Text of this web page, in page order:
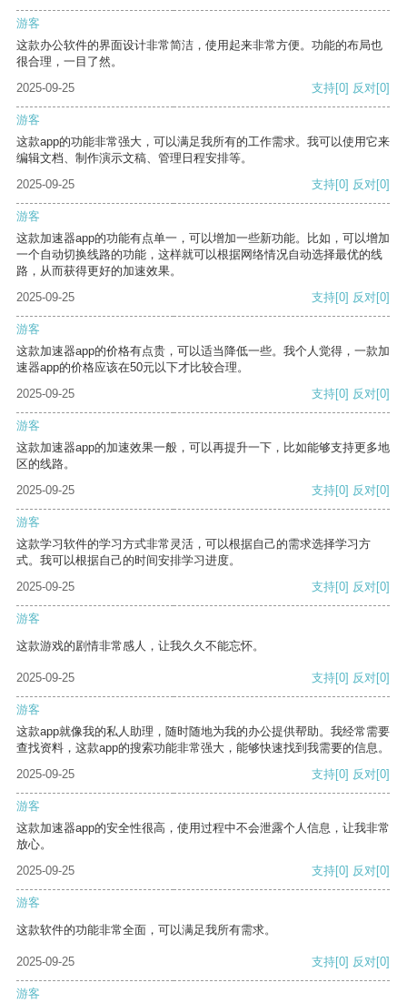
游客
这款办公软件的界面设计非常简洁，使用起来非常方便。功能的布局也
很合理，一目了然。
2025-09-25
支持[0] 反对[0]
游客
这款app的功能非常强大，可以满足我所有的工作需求。我可以使用它来
编辑文档、制作演示文稿、管理日程安排等。
2025-09-25
支持[0] 反对[0]
游客
这款加速器app的功能有点单一，可以增加一些新功能。比如，可以增加
一个自动切换线路的功能，这样就可以根据网络情况自动选择最优的线
路，从而获得更好的加速效果。
2025-09-25
支持[0] 反对[0]
游客
这款加速器app的价格有点贵，可以适当降低一些。我个人觉得，一款加
速器app的价格应该在50元以下才比较合理。
2025-09-25
支持[0] 反对[0]
游客
这款加速器app的加速效果一般，可以再提升一下，比如能够支持更多地
区的线路。
2025-09-25
支持[0] 反对[0]
游客
这款学习软件的学习方式非常灵活，可以根据自己的需求选择学习方
式。我可以根据自己的时间安排学习进度。
2025-09-25
支持[0] 反对[0]
游客
这款游戏的剧情非常感人，让我久久不能忘怀。
2025-09-25 支持[0] 反对[0]
游客
这款app就像我的私人助理，随时随地为我的办公提供帮助。我经常需要
查找资料，这款app的搜索功能非常强大，能够快速找到我需要的信息。
2025-09-25
支持[0] 反对[0]
游客
这款加速器app的安全性很高，使用过程中不会泄露个人信息，让我非常
放心。
2025-09-25
支持[0] 反对[0]
游客
这款软件的功能非常全面，可以满足我所有需求。
2025-09-25 支持[0] 反对[0]
游客